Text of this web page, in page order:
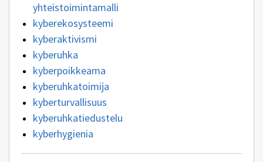
yhteistoimintamalli
kyberekosysteemi
kyberaktivismi
kyberuhka
kyberpoikkeama
kyberuhkatoimija
kyberturvallisuus
kyberuhkatiedustelu
kyberhygienia